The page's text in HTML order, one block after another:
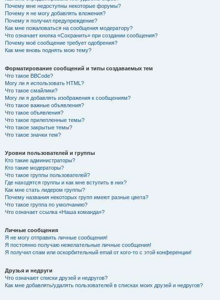
Почему мне недоступны некоторые форумы?
Почему я не могу добавлять вложения?
Почему я получил предупреждение?
Как мне пожаловаться на сообщения модератору?
Что означает кнопка «Сохранить» при создании сообщения?
Почему моё сообщение требует одобрения?
Как мне вновь поднять мою тему?
Форматирование сообщений и типы создаваемых тем
Что такое BBCode?
Могу ли я использовать HTML?
Что такое смайлики?
Могу ли я добавлять изображения к сообщениям?
Что такое важные объявления?
Что такое объявления?
Что такое прилепленные темы?
Что такое закрытые темы?
Что такое значки тем?
Уровни пользователей и группы
Кто такие администраторы?
Кто такие модераторы?
Что такое группы пользователей?
Где находятся группы и как мне вступить в них?
Как мне стать лидером группы?
Почему названия некоторых групп имеют разные цвета?
Что такое группа по умолчанию?
Что означает ссылка «Наша команда»?
Личные сообщения
Я не могу отправить личные сообщения!
Я постоянно получаю нежелательные личные сообщения!
Я получил спам или оскорбительный email от кого-то с этой конференции!
Друзья и недруги
Что означают списки друзей и недругов?
Как мне добавлять/удалять пользователей в списках моих друзей и недругов?